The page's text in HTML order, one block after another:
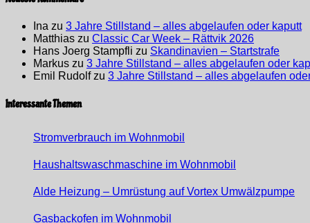
Ina zu 3 Jahre Stillstand – alles abgelaufen oder kaputt
Matthias zu Classic Car Week – Rättvik 2026
Hans Joerg Stampfli zu Skandinavien – Startstrafe
Markus zu 3 Jahre Stillstand – alles abgelaufen oder
Emil Rudolfzu 3 Jahre Stillstand – alles abgelaufen
Interessante Themen
Stromverbrauch im Wohnmobil
Haushaltswaschmaschine im Wohnmobil
Alde Heizung – Umrüstung auf Vortex Umwälzpumpe
Gasbackofen im Wohnmobil